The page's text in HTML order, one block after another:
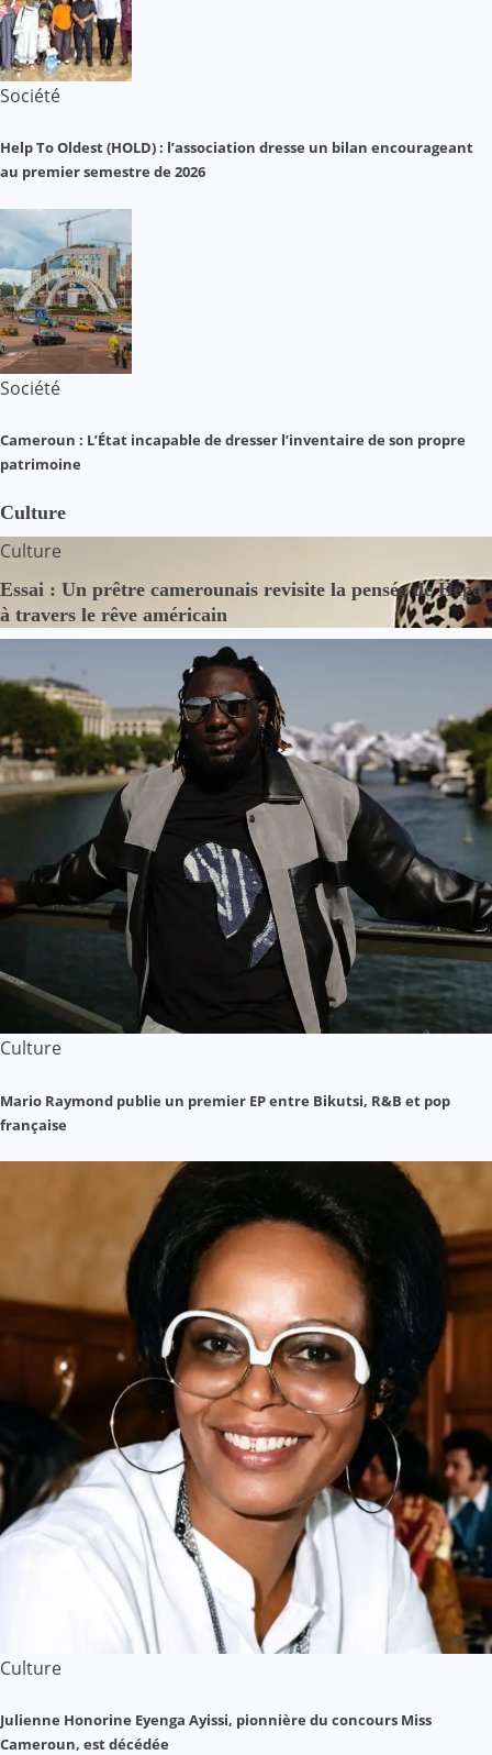
Société
Help To Oldest (HOLD) : l’association dresse un bilan encourageant
au premier semestre de 2026
Société
Cameroun : L’État incapable de dresser l’inventaire de son propre
patrimoine
Culture
Culture
Essai : Un prêtre camerounais revisite la pensée de Hegel
à travers le rêve américain
Culture
Mario Raymond publie un premier EP entre Bikutsi, R&B et pop
française
Culture
Julienne Honorine Eyenga Ayissi, pionnière du concours Miss
Cameroun, est décédée